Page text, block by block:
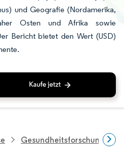
und Geografie (Nordamerika,
Osten und Afrika sowie
Bericht bietet den Wert (USD)
Gesundheitsforschung